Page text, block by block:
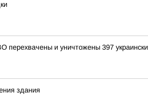
и уничтожены 397
здания